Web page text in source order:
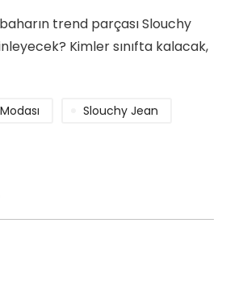
trend parçası Slouchy
Kimler sınıfta kalacak,
Slouchy Jean